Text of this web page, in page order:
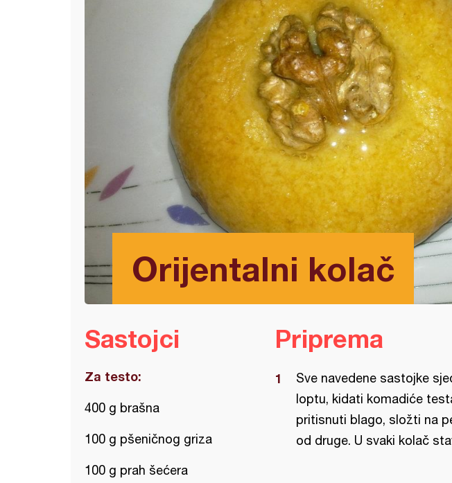
Orijentalni kolač
Sastojci
Za testo:
400 g brašna
100 g pšeničnog griza
100 g prah šećera
Priprema
Sve navedene sastojke
loptu, kidati komadiće
pritisnuti blago, složti na
od druge. U svaki kolač